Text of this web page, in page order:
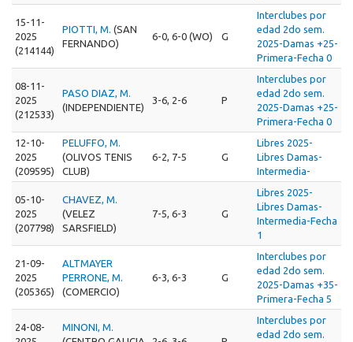
15-11-
2025
(214144)
PIOTTI, M. (SAN
FERNANDO)
6-0, 6-0 (WO) G
Interclubes por
edad 2do sem.
2025-Damas +25-
Primera-Fecha 0
08-11-
2025
(212533)
PASO DIAZ, M.
(INDEPENDIENTE)
3-6, 2-6 P
Interclubes por
edad 2do sem.
2025-Damas +25-
Primera-Fecha 0
12-10-
2025
(209595)
PELUFFO, M.
(OLIVOS TENIS
CLUB)
6-2, 7-5 G
Libres 2025-
Libres Damas-
Intermedia-
05-10-
2025
(207798)
CHAVEZ, M.
(VELEZ
SARSFIELD)
7-5, 6-3 G
Libres 2025-
Libres Damas-
Intermedia-Fecha
1
21-09-
2025
(205365)
ALTMAYER
PERRONE, M.
(COMERCIO)
6-3, 6-3 G
Interclubes por
edad 2do sem.
2025-Damas +35-
Primera-Fecha 5
24-08-
MINONI, M.
Interclubes por
edad 2do sem.